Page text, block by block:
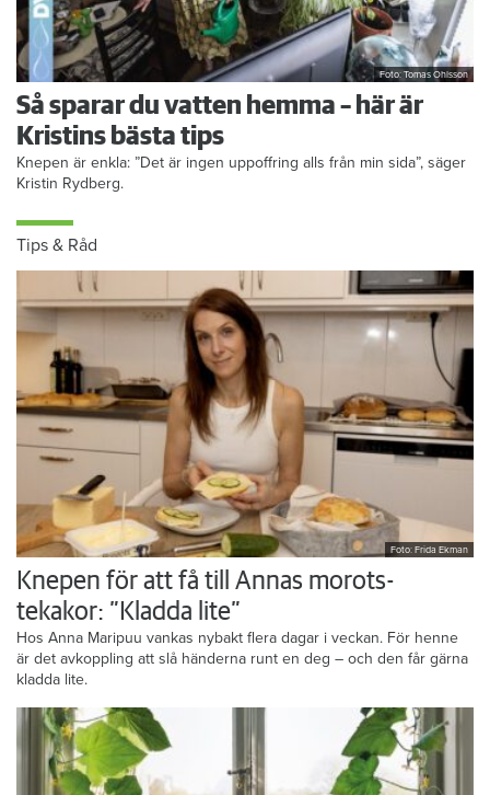
Foto: Tomas Ohlsson
Så sparar du vatten hemma – här är
Kristins bästa tips
Knepen är enkla: ”Det är ingen uppoffring alls från min sida”, säger
Kristin Rydberg.
Tips & Råd
Foto: Frida Ekman
Knepen för att få till Annas morots-
tekakor: ”Kladda lite”
Hos Anna Maripuu vankas nybakt flera dagar i veckan. För henne
är det avkoppling att slå händerna runt en deg – och den får gärna
kladda lite.